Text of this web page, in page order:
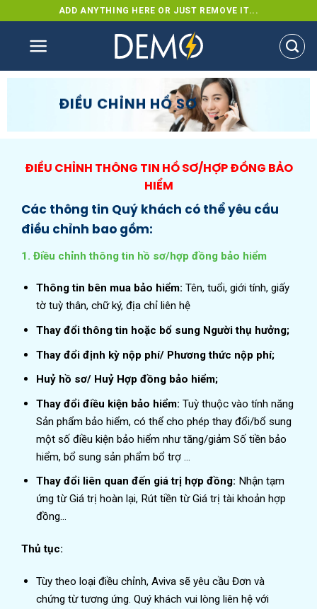
to
content
ADD ANYTHING HERE OR JUST REMOVE IT...
ĐIỀU CHỈNH HỒ SƠ
ĐIỀU CHỈNH THÔNG TIN HỒ SƠ/HỢP ĐỒNG BẢO
HIỂM
Các thông tin Quý khách có thể yêu cầu
điều chỉnh bao gồm:
1. Điều chỉnh thông tin hồ sơ/hợp đồng bảo hiểm
Thông tin bên mua bảo hiểm: Tên, tuổi, giới tính, giấy
tờ tuỳ thân, chữ ký, địa chỉ liên hệ
Thay đổi thông tin hoặc bổ sung Người thụ hưởng;
Thay đổi định kỳ nộp phí/ Phương thức nộp phí;
Huỷ hồ sơ/ Huỷ Hợp đồng bảo hiểm;
Thay đổi điều kiện bảo hiểm: Tuỳ thuộc vào tính năng
Sản phẩm bảo hiểm, có thể cho phép thay đổi/bổ sung
một số điều kiện bảo hiểm như tăng/giảm Số tiền bảo
hiểm, bổ sung sản phẩm bổ trợ …
Thay đổi liên quan đến giá trị hợp đồng: Nhận tạm
ứng từ Giá trị hoàn lại, Rút tiền từ Giá trị tài khoản hợp
đồng…
Thủ tục:
Tùy theo loại điều chỉnh, Aviva sẽ yêu cầu Đơn và
chứng từ tương ứng. Quý khách vui lòng liên hệ với